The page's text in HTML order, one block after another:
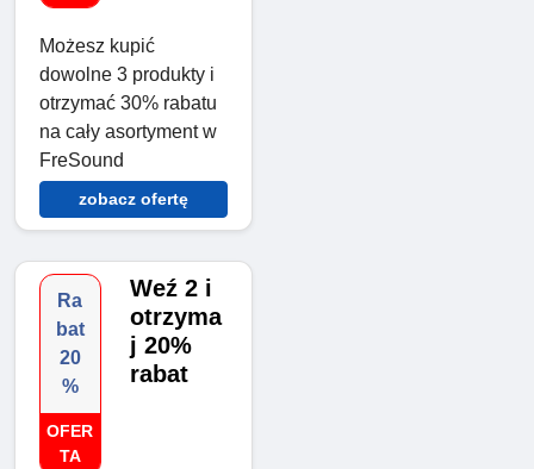
Możesz kupić
dowolne 3 produkty i
otrzymać 30% rabatu
na cały asortyment w
FreSound
zobacz ofertę
Ra
bat
20
%
OFER
TA
Weź 2 i
otrzyma
j 20%
rabat